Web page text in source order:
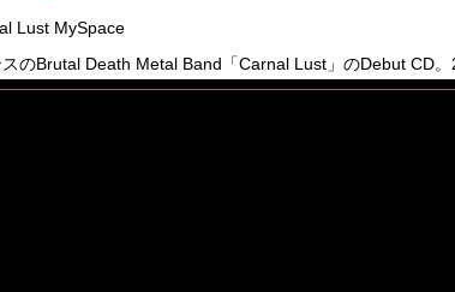
Lust MySpace
のBrutal Death Metal Band「Carnal Lust」のDebut CD。